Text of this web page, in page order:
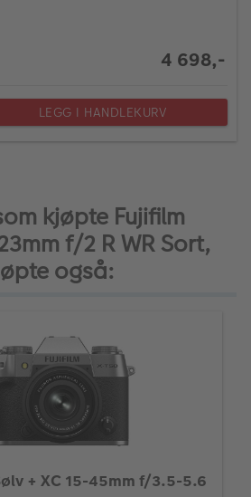
4 698,-
LEGG I HANDLEKURV
kjøpte Fujifilm
f/2 R WR Sort,
også:
+ XC 15-45mm f/3.5-5.6